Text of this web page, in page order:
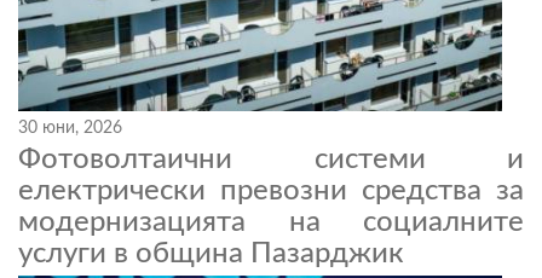
30 юни, 2026
Фотоволтаични системи и
електрически превозни средства за
модернизацията на социалните
услуги в община Пазарджик